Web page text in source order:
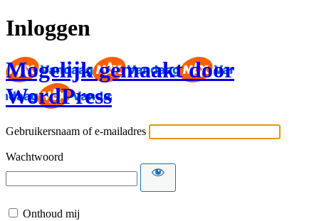
Inloggen
Mogelijk gemaakt door
WordPress
Gebruikersnaam of e-mailadres
Wachtwoord
Onthoud mij